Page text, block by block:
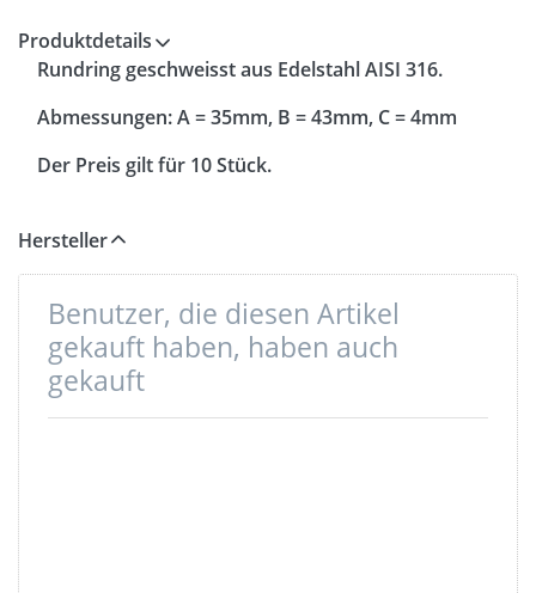
Produktdetails
Rundring geschweisst aus Edelstahl AISI 316.
Abmessungen: A = 35mm, B = 43mm, C = 4mm
Der Preis gilt für 10 Stück.
Hersteller
Benutzer, die diesen Artikel
gekauft haben, haben auch
gekauft